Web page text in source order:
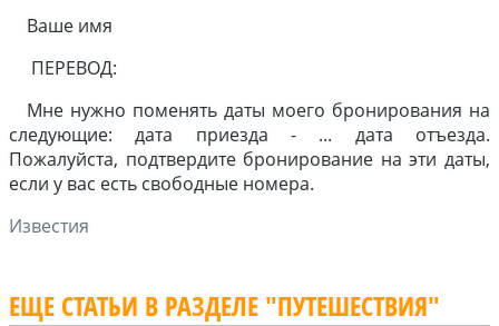
Ваше имя
ПЕРЕВОД:
Мне нужно поменять даты моего бронирования на
следующие: дата приезда - ... дата отъезда.
Пожалуйста, подтвердите бронирование на эти даты,
если у вас есть свободные номера.
Известия
ЕЩЕ СТАТЬИ В РАЗДЕЛЕ "ПУТЕШЕСТВИЯ"